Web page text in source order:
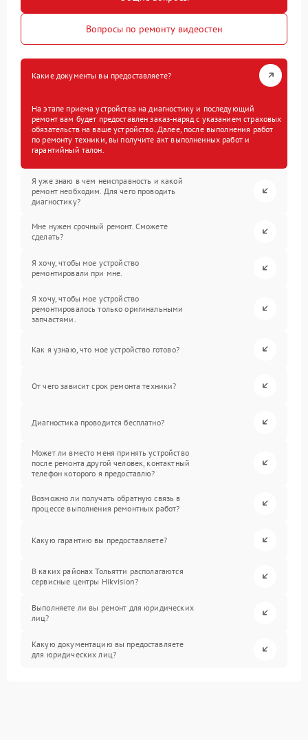
Вопросы по ремонту видеостен
Какие документы вы предоставляете?
На этапе приема устройства на диагностику и последующий
ремонт вам будет предоставлен заказ-наряд с указанием страховых
обязательств на ваше устройство. Далее, после выполнения работ
по ремонту техники, вы получите акт выполненных работ и
гарантийный талон.
Я уже знаю в чем неисправность и какой
ремонт необходим. Для чего проводить
диагностику?
Мне нужен срочный ремонт. Сможете
сделать?
Я хочу, чтобы мое устройство
ремонтировали при мне.
Я хочу, чтобы мое устройство
ремонтировалось только оригинальными
запчастями.
Как я узнаю, что мое устройство готово?
От чего зависит срок ремонта техники?
Диагностика проводится бесплатно?
Может ли вместо меня принять устройство
после ремонта другой человек, контактный
телефон которого я предоставлю?
Возможно ли получать обратную связь в
процессе выполнения ремонтных работ?
Какую гарантию вы предоставляете?
В каких районах Тольятти располагаются
сервисные центры Hikvision?
Выполняете ли вы ремонт для юридических
лиц?
Какую документацию вы предоставляете
для юридических лиц?